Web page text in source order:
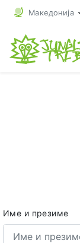
Македонија
Име и презиме